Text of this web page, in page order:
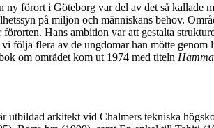
förort i Göteborg var del av det så kallade
på miljön och människans behov.
Hans ambition var att gestalta
följa flera av de ungdomar han mötte
om området kom ut 1974 med titeln
utbildad arkitekt vid Chalmers tekniska